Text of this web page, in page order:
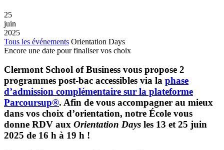
25
juin
2025
Tous les événements Orientation Days
Encore une date pour finaliser vos choix
Clermont School of Business vous propose 2
programmes post-bac accessibles via la phase
d’admission complémentaire sur la plateforme
Parcoursup®. Afin de vous accompagner au mieux
dans vos choix d’orientation, notre École vous
donne RDV aux Orientation Days les 13 et 25 juin
2025 de 16 h à 19 h !